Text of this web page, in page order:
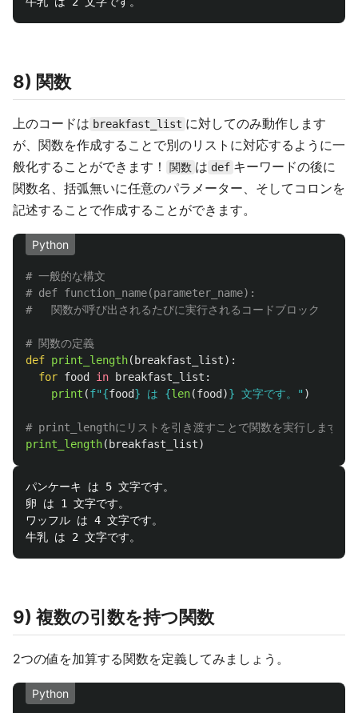
8) 関数
上のコードは breakfast_list に対してのみ動作します
が、関数を作成することで別のリストに対応するように一
般化することができます！
関数 は def キーワードの後に
関数名、括弧無いに任意のパラメーター、そしてコロンを
記述することで作成することができます。
Python
# 一般的な構文
# def function_name(parameter_name):
def print_length( breakfast_list):
for food in breakfast_list :
print (f"{food} は {len(food )} 文字です。 " )
print_length( breakfast_list)
パンケーキ は 5 文字です。
卵 は 1 文字です。
ワッフル は 4 文字です。
9) 複数の引数を持つ関数
2つの値を加算する関数を定義してみましょう。
Python